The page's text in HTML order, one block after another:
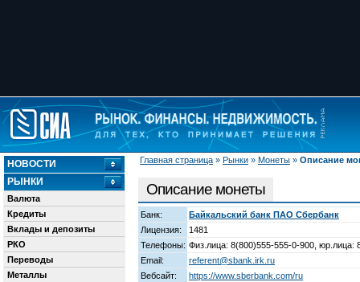
Главная страница » Рынки » Монеты » Описание
НОВОСТИ
РЫНКИ
Валюта
Кредиты
Вклады и депозиты
РКО
Переводы
Металлы
Описание монеты
Банк:
Байкальский банк ПАО Сбербанк
Лицензия:
1481
Телефоны: Физ.лица: 8(800)555-555-0-900, юр.лица:
Email:
referent@sbank.irk.ru
Вебсайт:
https://www.sberbank.com/ru